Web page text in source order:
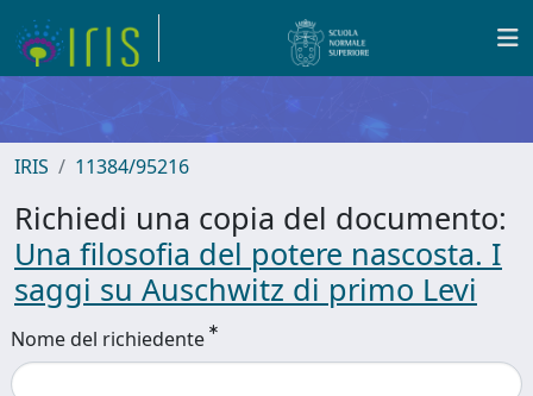
IRIS 11384/95216
Richiedi una copia del documento:
Una filosofia del potere nascosta. I
saggi su Auschwitz di primo Levi
Nome del richiedente